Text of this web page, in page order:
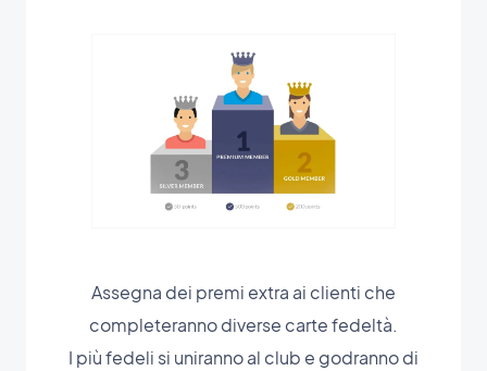
Assegna dei premi extra ai clienti che
completeranno diverse carte fedeltà.
I più fedeli si uniranno al club e godranno di